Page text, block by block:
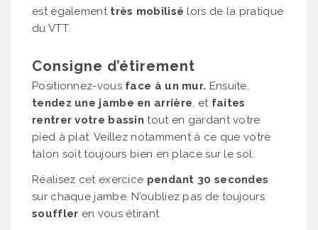
est également très mobilisé lors de la pratique
du VTT.
Consigne d’étirement
Positionnez-vousface à un mur. Ensuite,
tendez une jambe en arrière, et faites
rentrer votre bassin tout en gardant votre
pied à plat. Veillez notamment à ce que votre
talon soit toujours bien en place sur le sol.
Réalisez cet exercice pendant 30 secondes
sur chaque jambe. N’oubliez pas de toujours
souffler en vous étirant.